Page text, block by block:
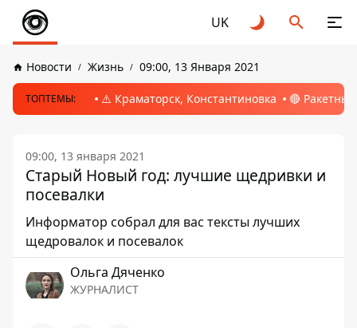
UK
Новости Жизнь 09:00, 13 Января 2021
ТОПТЕМЫ: ⚠️ Краматорск, Константиновка 🔴
09:00, 13 января 2021
Старый Новый год: лучшие щедривки и
посевалки
Информатор собрал для вас тексты лучших
щедровалок и посевалок
Ольга Дяченко
ЖУРНАЛИСТ